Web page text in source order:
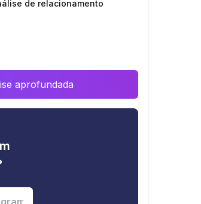
de relacionamento
aprofundada